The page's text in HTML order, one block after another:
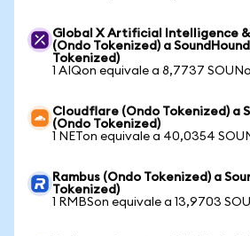
Global X Artificial Intelligence &
(Ondo Tokenized) a
Tokenized)
1 AIQon equivale a 8,7737
Cloudflare (Ondo Tokenized) a
(Ondo Tokenized)
1 NETon equivale a 40,0354
Rambus (Ondo Tokenized) a
Tokenized)
1 RMBSon equivale a 13,9703